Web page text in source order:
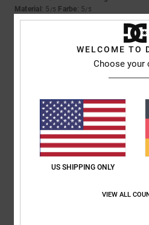
Material : 5 /5 Farbe: 5/5
Ich empfehle dieses Produkt
5/
4. April 2026
Weil sie einfach super sind und der
Original anzeigen - Castellano
Komfort: 5/5 Preis-Leistungs-Verhältnis
WELCOME TO
Choose your
US SHIPPING ONLY
VIEW ALL